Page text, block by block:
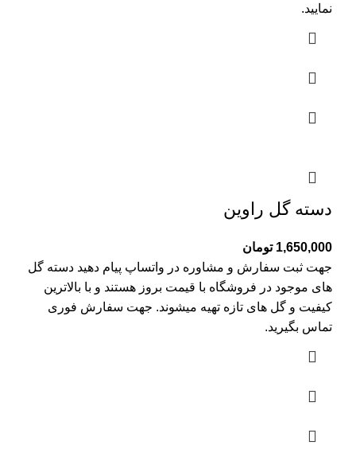
نمایید.
دسته گل راوین
1,650,000 تومان
جهت ثبت سفارش و مشاوره در واتساپ پیام دهید دسته گل
های موجود در فروشگاه با قیمت بروز هستند و با بالاترین
کیفیت و گل های تازه تهیه میشوند. جهت سفارش فوری
تماس بگیرید.